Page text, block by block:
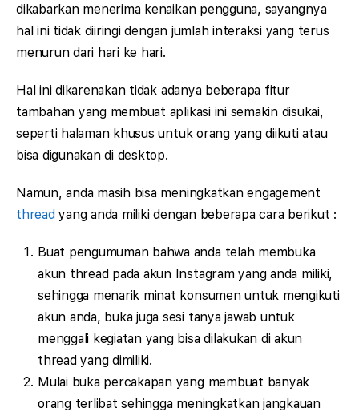
dikabarkan menerima kenaikan pengguna, sayangnya
hal ini tidak diiringi dengan jumlah interaksi yang terus
menurun dari hari ke hari.
Hal ini dikarenakan tidak adanya beberapa fitur
tambahan yang membuat aplikasi ini semakin disukai,
seperti halaman khusus untuk orang yang diikuti atau
bisa digunakan di desktop.
Namun, anda masih bisa meningkatkan engagement
thread yang anda miliki dengan beberapa cara berikut :
Buat pengumuman bahwa anda telah membuka
akun thread pada akun Instagram yang anda miliki,
sehingga menarik minat konsumen untuk mengikuti
akun anda, buka juga sesi tanya jawab untuk
menggali kegiatan yang bisa dilakukan di akun
thread yang dimiliki.
Mulai buka percakapan yang membuat banyak
orang terlibat sehingga meningkatkan jangkauan